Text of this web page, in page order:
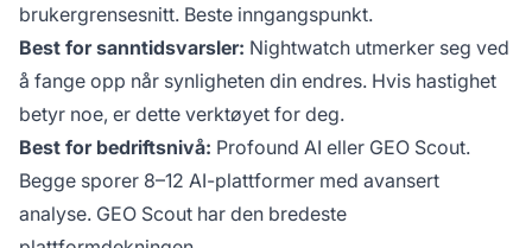
brukergrensesnitt. Beste inngangspunkt.
Best for sanntidsvarsler: Nightwatch utmerker seg ved
å fange opp når synligheten din endres. Hvis hastighet
betyr noe, er dette verktøyet for deg.
Best for bedriftsnivå: Profound AI eller GEO Scout.
Begge sporer 8–12 AI-plattformer med avansert
analyse. GEO Scout har den bredeste